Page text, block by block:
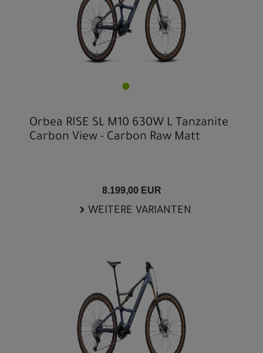
Orbea RISE SL M10 630W L Tanzanite
Carbon View - Carbon Raw Matt
8.199,00 EUR
WEITERE VARIANTEN